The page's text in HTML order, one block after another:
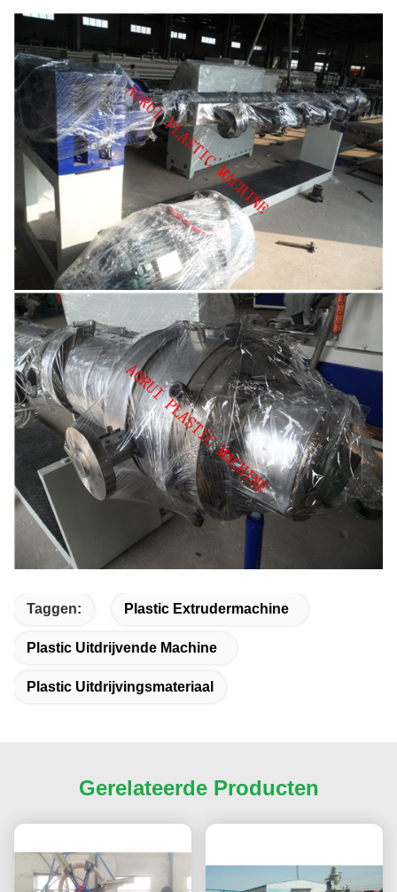
Taggen: Plastic Extrudermachine
Plastic Uitdrijvende Machine
Plastic Uitdrijvingsmateriaal
Gerelateerde Producten